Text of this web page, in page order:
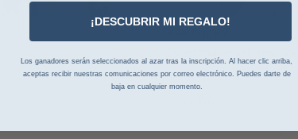
desde69,99 €
¡DESCUBRIR MI REGALO!
Los ganadores serán seleccionados al azar tras la inscripción. Al hacer clic arriba,
aceptas recibir nuestras comunicaciones por correo electrónico. Puedes darte de
baja en cualquier momento.